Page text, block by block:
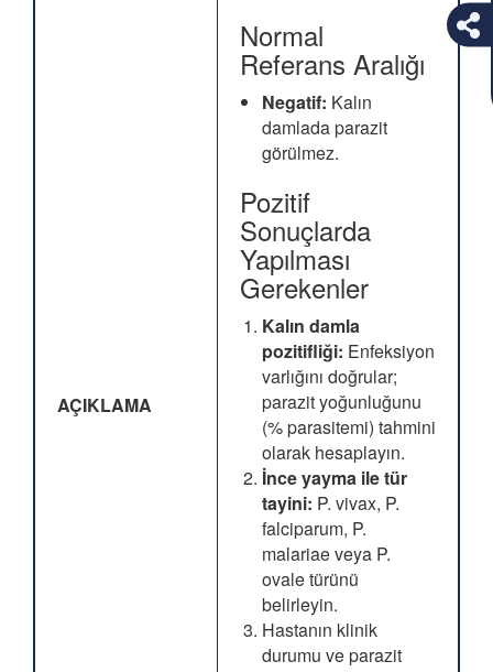
AÇIKLAMA
Normal
Referans Aralığı
Negatif: Kalın
damlada parazit
görülmez.
Pozitif
Sonuçlarda
Yapılması
Gerekenler
Kalın damla
pozitifliği: Enfeksiyon
varlığını doğrular;
parazit yoğunluğunu
(% parasitemi) tahmini
olarak hesaplayın.
İnce yayma ile tür
tayini: P. vivax, P.
falciparum, P.
malariae veya P.
ovale türünü
belirleyin.
Hastanın klinik
durumu ve parazit